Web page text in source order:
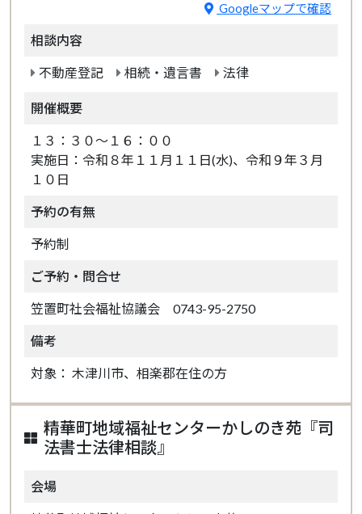
Googleマップで確認
相談内容
不動産登記 相続・遺言書 法律
開催概要
１３：３０～１６：００
実施日：令和８年１１月１１日(水)、令和９年３月
１０日
予約の有無
予約制
ご予約・問合せ
笠置町社会福祉協議会 0743-95-2750
備考
対象： 木津川市、相楽郡在住の方
精華町地域福祉センターかしのき苑『司
法書士法律相談』
会場